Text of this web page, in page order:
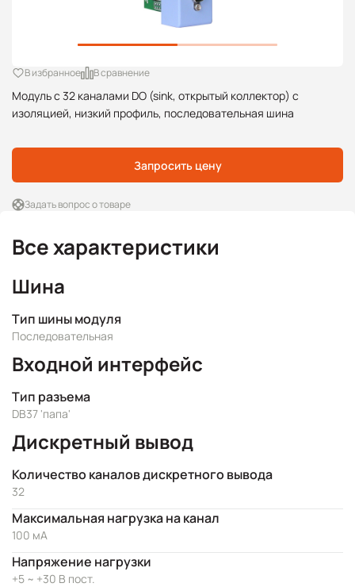
Модуль с 32 каналами DO (sink, открытый коллектор) с
изоляцией, низкий профиль, последовательная шина
В избранное В сравнение
Запросить цену
Задать вопрос о товаре
Все характеристики
Шина
Тип шины модуля
Последовательная
Входной интерфейс
Тип разъема
DB37 'папа'
Дискретный вывод
Количество каналов дискретного вывода
32
Максимальная нагрузка на канал
100 мА
Напряжение нагрузки
+5 ~ +30 В пост.